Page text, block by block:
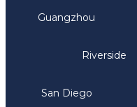
Guangzhou
Riverside
San Diego